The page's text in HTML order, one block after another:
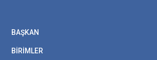
BAŞKAN
BİRİMLER